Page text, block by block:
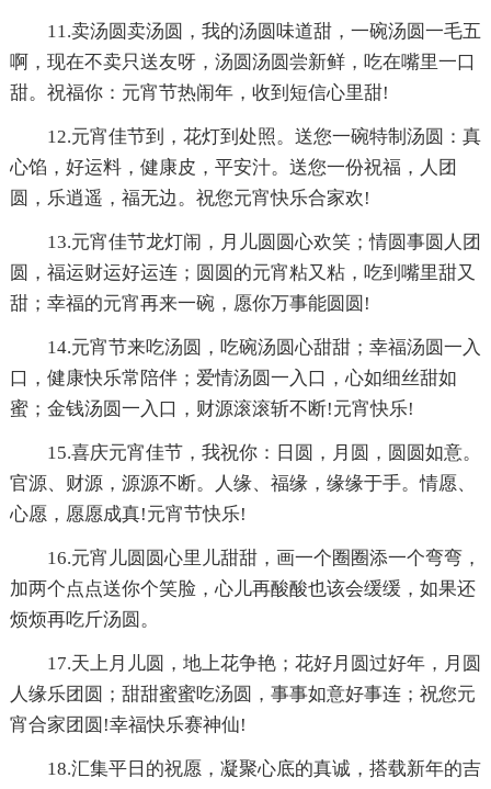
11.卖汤圆卖汤圆，我的汤圆味道甜，一碗汤圆一毛五
啊，现在不卖只送友呀，汤圆汤圆尝新鲜，吃在嘴里一口
甜。祝福你：元宵节热闹年，收到短信心里甜!
12.元宵佳节到，花灯到处照。送您一碗特制汤圆：真
心馅，好运料，健康皮，平安汁。送您一份祝福，人团
圆，乐逍遥，福无边。祝您元宵快乐合家欢!
13.元宵佳节龙灯闹，月儿圆圆心欢笑；情圆事圆人团
圆，福运财运好运连；圆圆的元宵粘又粘，吃到嘴里甜又
甜；幸福的元宵再来一碗，愿你万事能圆圆!
14.元宵节来吃汤圆，吃碗汤圆心甜甜；幸福汤圆一入
口，健康快乐常陪伴；爱情汤圆一入口，心如细丝甜如
蜜；金钱汤圆一入口，财源滚滚斩不断!元宵快乐!
15.喜庆元宵佳节，我祝你：日圆，月圆，圆圆如意。
官源、财源，源源不断。人缘、福缘，缘缘于手。情愿、
心愿，愿愿成真!元宵节快乐!
16.元宵儿圆圆心里儿甜甜，画一个圈圈添一个弯弯，
加两个点点送你个笑脸，心儿再酸酸也该会缓缓，如果还
烦烦再吃斤汤圆。
17.天上月儿圆，地上花争艳；花好月圆过好年，月圆
人缘乐团圆；甜甜蜜蜜吃汤圆，事事如意好事连；祝您元
宵合家团圆!幸福快乐赛神仙!
18.汇集平日的祝愿，凝聚心底的真诚，搭载新年的吉